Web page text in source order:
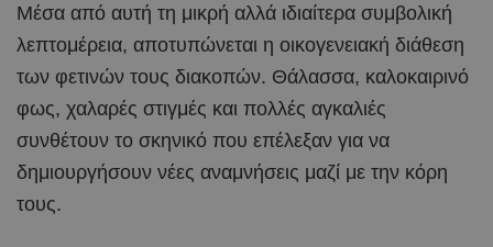
Μέσα από αυτή τη μικρή αλλά ιδιαίτερα συμβολική
λεπτομέρεια, αποτυπώνεται η οικογενειακή διάθεση
των φετινών τους διακοπών. Θάλασσα, καλοκαιρινό
φως, χαλαρές στιγμές και πολλές αγκαλιές
συνθέτουν το σκηνικό που επέλεξαν για να
δημιουργήσουν νέες αναμνήσεις μαζί με την κόρη
τους.